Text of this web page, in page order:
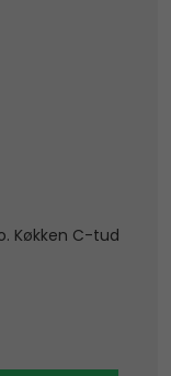
Køkken C-tud